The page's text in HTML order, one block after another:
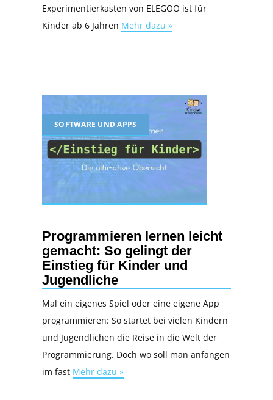
Experimentierkasten von ELEGOO ist für
Kinder ab 6 Jahren Mehr dazu »
SOFTWARE UND APPS
Programmieren lernen leicht
gemacht: So gelingt der
Einstieg für Kinder und
Jugendliche
Mal ein eigenes Spiel oder eine eigene App
programmieren: So startet bei vielen Kindern
und Jugendlichen die Reise in die Welt der
Programmierung. Doch wo soll man anfangen
im fast Mehr dazu »